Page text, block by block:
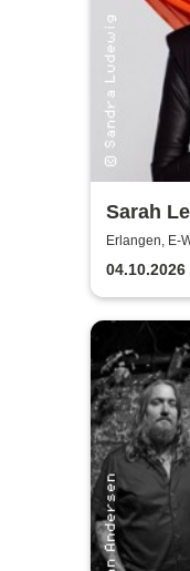
Sarah
Erlangen, E-
04.10.2026